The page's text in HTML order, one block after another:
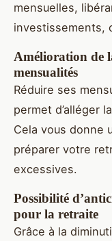
mensuelles,
investissements,
Amélioration de
mensualités
Réduire ses
permet d’alléger
Cela vous donne
préparer votre
excessives.
Possibilité
pour la retraite
Grâce à la